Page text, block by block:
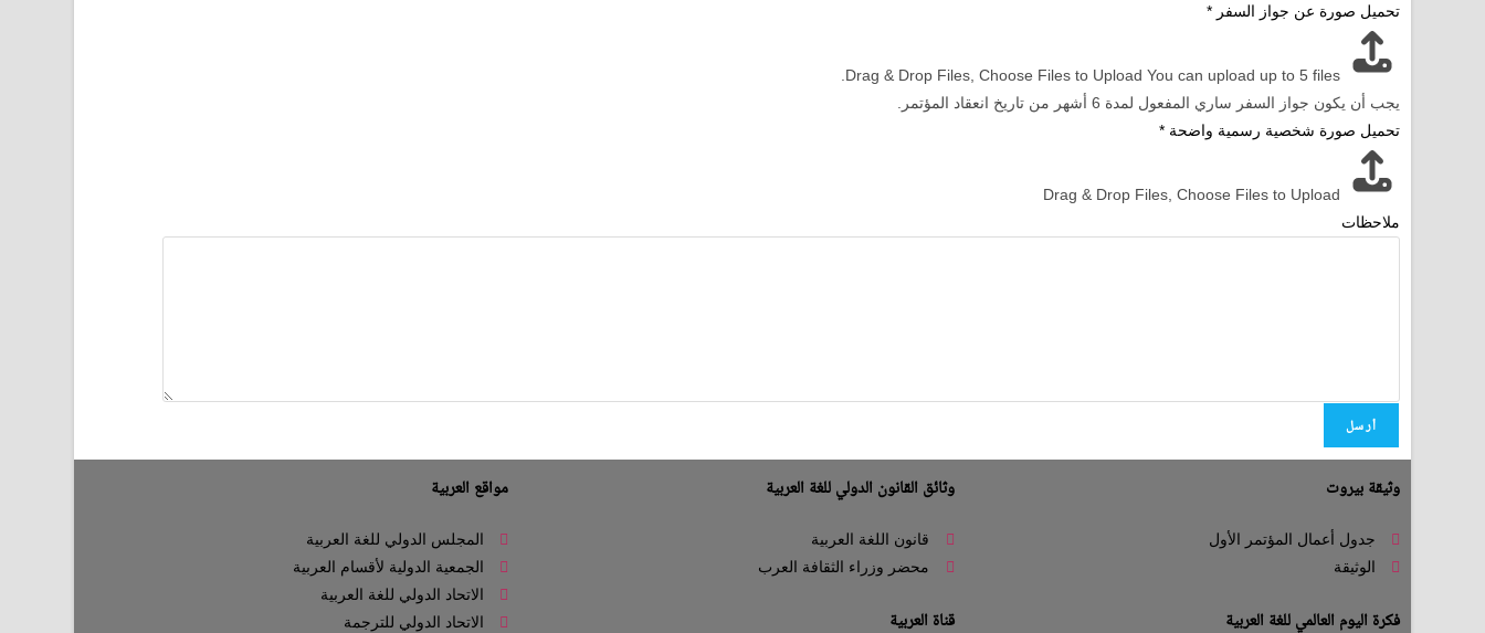
تحميل صورة عن جواز السفر *
Drag & Drop Files, Choose Files to Upload You can upload up to 5 files.
يجب أن يكون جواز السفر ساري المفعول لمدة 6 أشهر من تاريخ انعقاد المؤتمر.
تحميل صورة شخصية رسمية واضحة *
Drag & Drop Files, Choose Files to Upload
ملاحظات
أرسل
وثيقة بيروت
جدول أعمال المؤتمر الأول
الوثيقة
فكرة اليوم العالمي للغة العربية
وثائق القانون الدولي للغة العربية
قانون اللغة العربية
محضر وزراء الثقافة العرب
قناة العربية
مواقع العربية
المجلس الدولي للغة العربية
الجمعية الدولية لأقسام العربية
الاتحاد الدولي للغة العربية
الاتحاد الدولي للترجمة